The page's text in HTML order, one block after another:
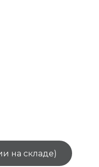
на складе)